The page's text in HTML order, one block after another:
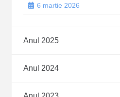
6 martie 2026
Anul 2025
Anul 2024